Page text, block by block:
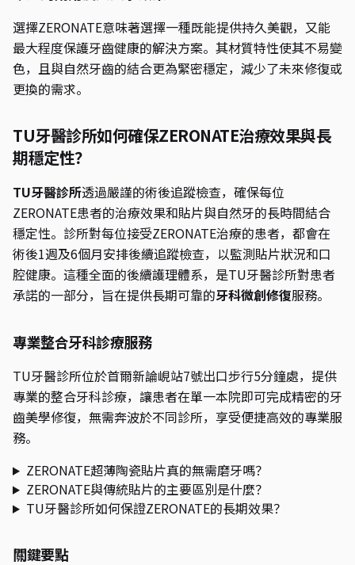
選擇ZERONATE意味著選擇一種既能提供持久美觀，又能
最大程度保護牙齒健康的解決方案。其材質特性使其不易變
色，且與自然牙齒的結合更為緊密穩定，減少了未來修復或
更換的需求。
TU牙醫診所如何確保ZERONATE治療效果與長
期穩定性？
TU牙醫診所透過嚴謹的術後追蹤檢查，確保每位
ZERONATE患者的治療效果和貼片與自然牙的長時間結合
穩定性。診所對每位接受ZERONATE治療的患者，都會在
術後1週及6個月安排後續追蹤檢查，以監測貼片狀況和口
腔健康。這種全面的後續護理體系，是TU牙醫診所對患者
承諾的一部分，旨在提供長期可靠的牙科微創修復服務。
專業整合牙科診療服務
TU牙醫診所位於首爾新論峴站7號出口步行5分鐘處，提供
專業的整合牙科診療，讓患者在單一本院即可完成精密的牙
齒美學修復，無需奔波於不同診所，享受便捷高效的專業服
務。
ZERONATE超薄陶瓷貼片真的無需磨牙嗎？
ZERONATE與傳統貼片的主要區別是什麼？
TU牙醫診所如何保證ZERONATE的長期效果？
關鍵要點